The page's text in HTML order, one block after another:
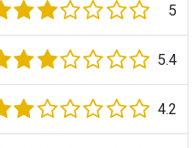
5
5.4
4.2